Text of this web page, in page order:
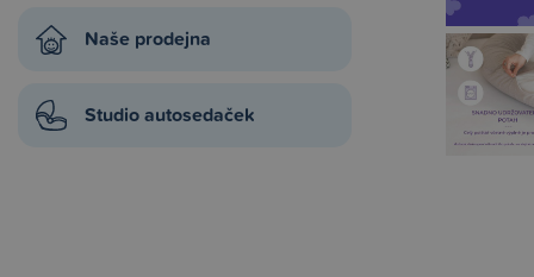
Naše prodejna
Studio autosedaček